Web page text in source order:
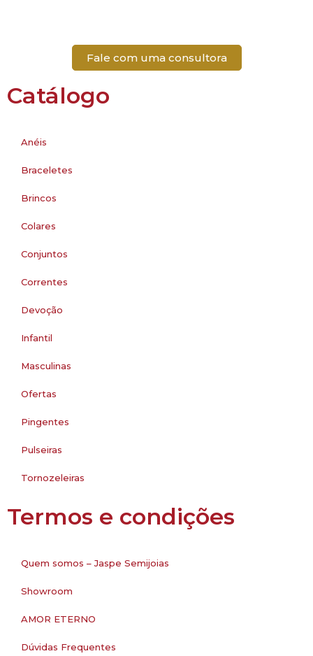
Fale com uma consultora
Catálogo
Anéis
Braceletes
Brincos
Colares
Conjuntos
Correntes
Devoção
Infantil
Masculinas
Ofertas
Pingentes
Pulseiras
Tornozeleiras
Termos e condições
Quem somos – Jaspe Semijoias
Showroom
AMOR ETERNO
Dúvidas Frequentes